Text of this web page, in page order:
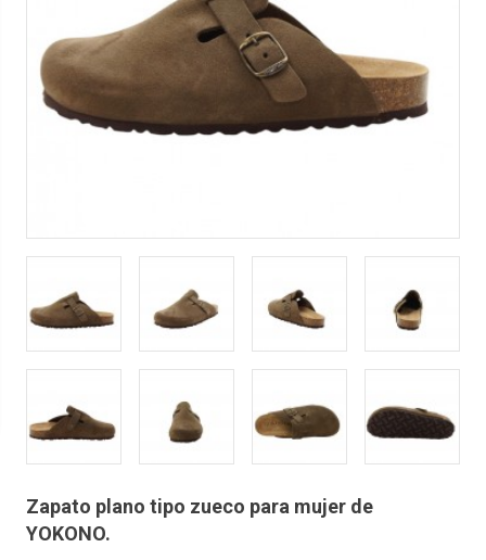
Zapato plano tipo zueco para mujer de
YOKONO.